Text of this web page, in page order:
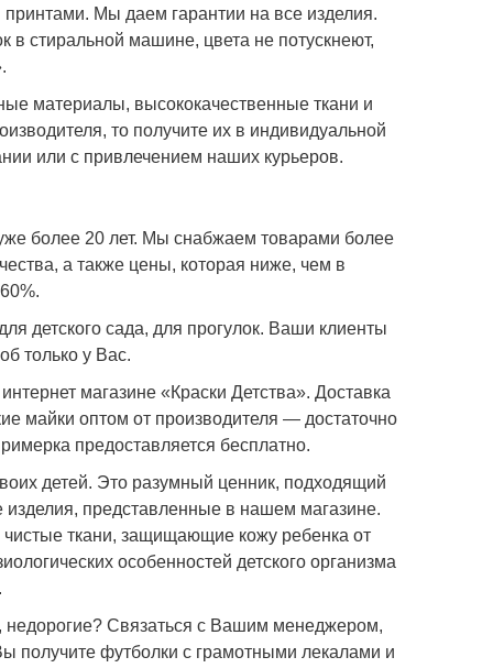
Мы даем гарантии на все изделия.
в стиральной машине, цвета не потускнеют,
материалы, высококачественные ткани и
то получите их в индивидуальной
или с привлечением наших курьеров.
более 20 лет. Мы снабжаем товарами более
а также цены, которая ниже, чем в
детского сада, для прогулок. Ваши клиенты
только у Вас.
магазине «Краски Детства». Доставка
майки оптом от производителя — достаточно
предоставляется бесплатно.
детей. Это разумный ценник, подходящий
представленные в нашем магазине.
чистые ткани, защищающие кожу ребенка от
особенностей детского организма
недорогие? Связаться с Вашим менеджером,
получите футболки с грамотными лекалами и